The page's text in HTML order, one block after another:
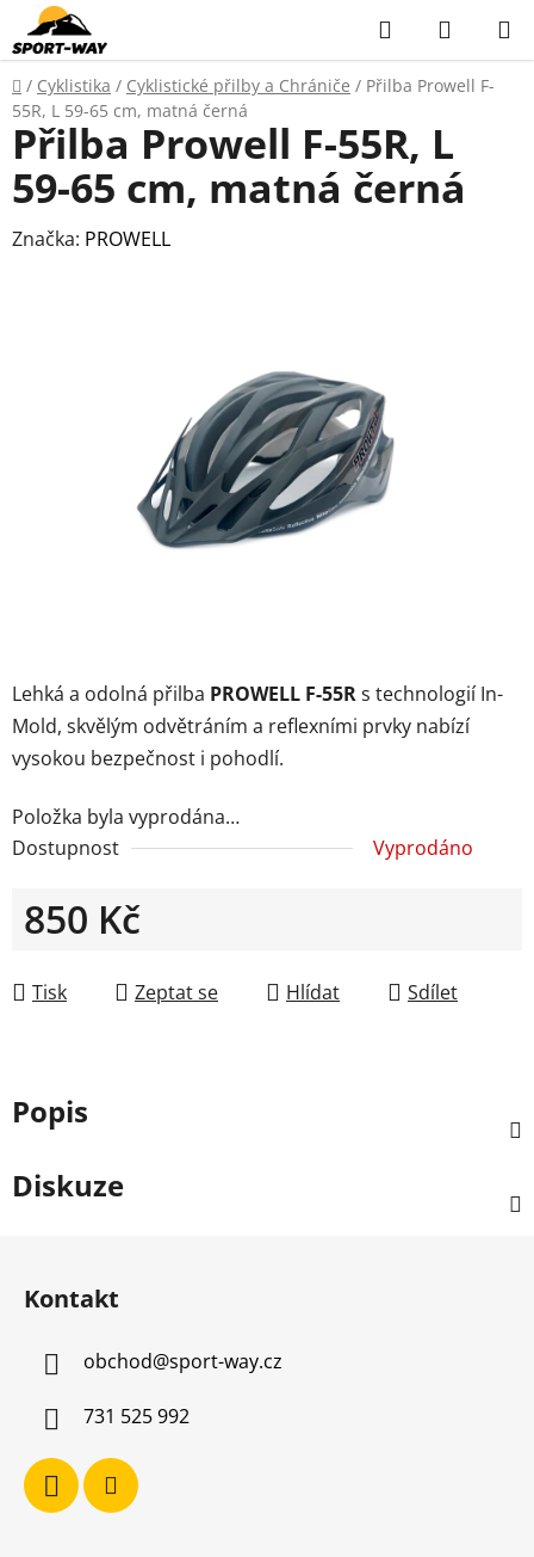
Přejít
na
obsah
Hledat
KOŠÍK
Domů
/ Cyklistika / Cyklistické přilby a Chrániče / Přilba Prowell F-
55R, L 59-65 cm, matná černá
Lehká a odolná přilba PROWELL F-55Rs technologií In-
Mold, skvělým odvětráním a reflexními prvky nabízí
vysokou bezpečnost i pohodlí.
Položka byla vyprodána…
Dostupnost
Vyprodáno
850 Kč
Tisk
Zeptat se Hlídat Sdílet
Přilba Prowell F-55R, L
59-65 cm, matná černá
Značka: PROWELL
Popis
Diskuze
Kontakt
obchod@sport-way.cz
731 525 992